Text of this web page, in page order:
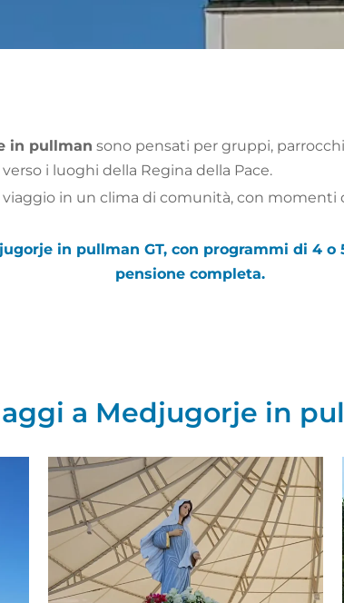
in pullman sono pensati per gruppi,
i luoghi della Regina della Pace.
in un clima di comunità, con momenti
in pullman GT, con programmi di 4
pensione completa.
a Medjugorje in